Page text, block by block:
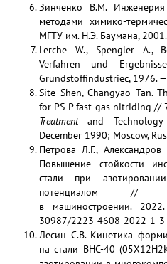
Зинченко В.М. Инженерия
методами химико-
МГТУ им. Н.Э. Баумана,
Lerche W., Spengler A.,
Verfahren und
Grundstoffindustriec, 1976.
Site Shen, Changyao Tan.
for PS-P fast gas nitriding //
Treatmentand Technology
December 1990; Moscow,
Петрова Л.Г.,
Повышение стойкости
стали при
потенциалом //
в машиностроении.
30987/2223-4608-2022-1-
Лесин С.В. Кинетика
на стали ВНС-40